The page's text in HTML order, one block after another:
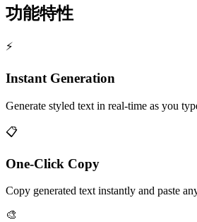
功能特性
⚡
Instant Generation
Generate styled text in real-time as you
📋
One-Click Copy
Copy generated text instantly and paste
🎨